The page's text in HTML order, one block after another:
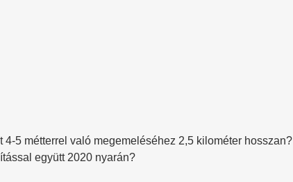
5 métterrel való megemeléséhez 2,5 kilométer hosszan?
együtt 2020 nyarán?